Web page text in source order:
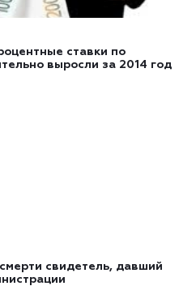
ставки по
выросли за 2014 год
свидетель, давший